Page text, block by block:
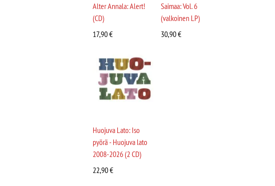
Alter Annala: Alert!
(CD)
17,90€
Saimaa: Vol. 6
(valkoinen LP)
30,90€
Huojuva Lato: Iso
pyörä - Huojuva lato
2008-2026 (2 CD)
22,90€